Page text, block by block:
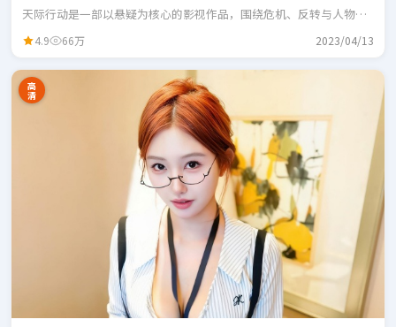
天际行动是一部以悬疑为核心的影视作品，围绕危机、反转与人物成
4.9 66万 2023/04/13
高
清